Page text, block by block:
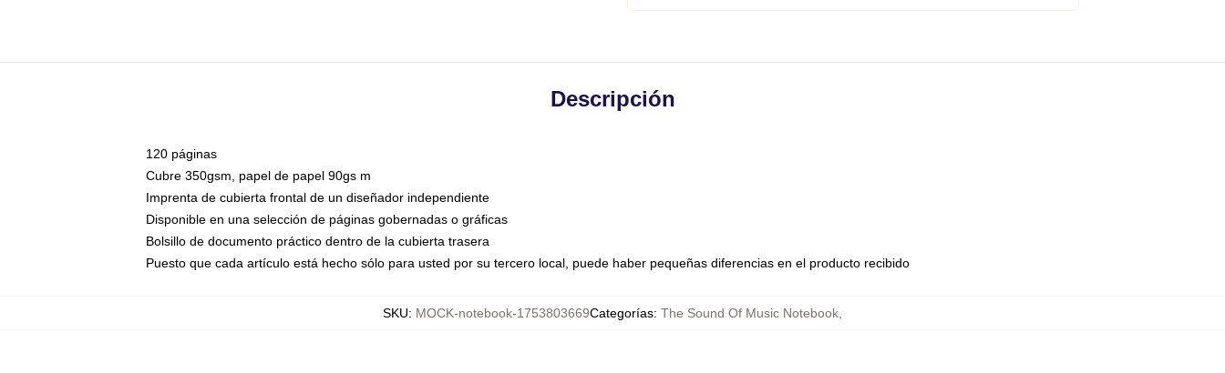
Descripción
120 páginas
Cubre 350gsm, papel de papel 90gs m
Imprenta de cubierta frontal de un diseñador independiente
Disponible en una selección de páginas gobernadas o gráficas
Bolsillo de documento práctico dentro de la cubierta trasera
Puesto que cada artículo está hecho sólo para usted por su tercero local, puede haber pequeñas diferencias en el producto recibido
SKU: MOCK-notebook-1753803669Categorías: The Sound Of Music Notebook